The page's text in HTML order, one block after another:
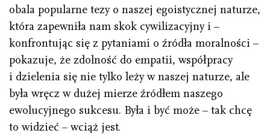
obala popularne tezy o naszej egoistycznej naturze,
która zapewniła nam skok cywilizacyjny i –
konfrontując się z pytaniami o źródła moralności –
pokazuje, że zdolność do empatii, współpracy
i dzielenia się nie tylko leży w naszej naturze, ale
była wręcz w dużej mierze źródłem naszego
ewolucyjnego sukcesu. Była i być może – tak chcę
to widzieć – wciąż jest.